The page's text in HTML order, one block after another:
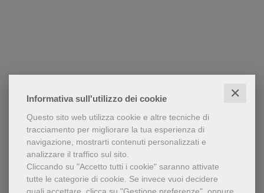
Informativa sull'utilizzo dei cookie ✕
Questo sito web utilizza cookie e altre tecniche di
tracciamento per migliorare la tua esperienza di
navigazione, mostrarti contenuti personalizzati e
analizzare il traffico sul sito.
Cliccando su "Accetto tutti i cookie" saranno attivate
tutte le categorie di cookie. Se invece vuoi decidere